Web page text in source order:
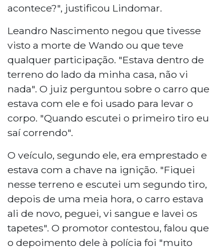
acontece?", justificou Lindomar.
Leandro Nascimento negou que tivesse
visto a morte de Wando ou que teve
qualquer participação. "Estava dentro de
terreno do lado da minha casa, não vi
nada". O juiz perguntou sobre o carro que
estava com ele e foi usado para levar o
corpo. "Quando escutei o primeiro tiro eu
saí correndo".
O veículo, segundo ele, era emprestado e
estava com a chave na ignição. "Fiquei
nesse terreno e escutei um segundo tiro,
depois de uma meia hora, o carro estava
ali de novo, peguei, vi sangue e lavei os
tapetes". O promotor contestou, falou que
o depoimento dele à polícia foi "muito